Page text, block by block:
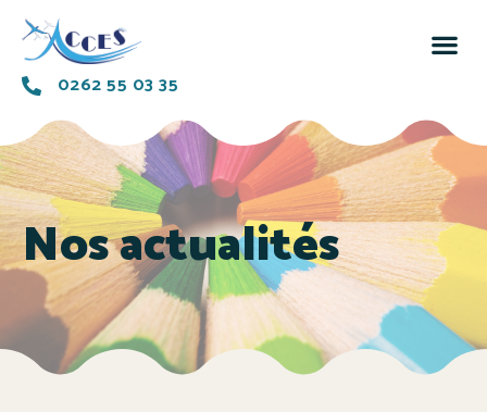
0262 55 03 35
Nos actualités